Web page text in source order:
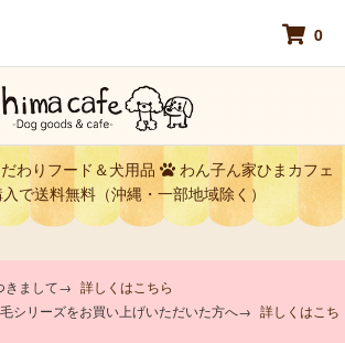
0
わりフード＆犬用品
わん子ん家ひまカフェ
で送料無料（沖縄・一部地域除く）
きまして→ 詳しくはこちら
シリーズをお買い上げいただいた方へ→ 詳しくはこち